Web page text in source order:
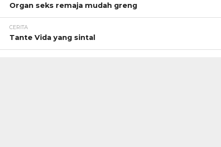
Organ seks remaja mudah greng
CERITA
Tante Vida yang sintal